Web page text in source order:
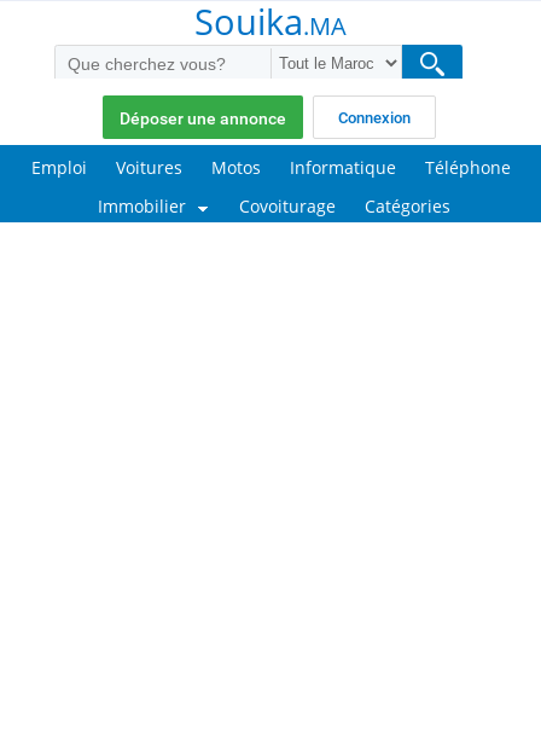
Souika.MA
Déposer une annonce Connexion
Emploi Voitures Motos Informatique
Téléphone
Immobilier
Covoiturage Catégories